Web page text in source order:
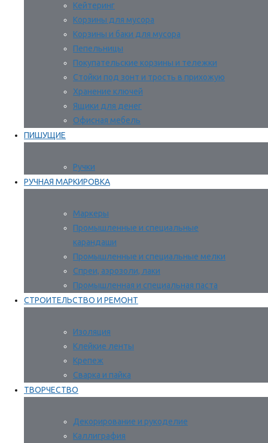
Кейтеринг
Корзины для мусора
Корзины и баки для мусора
Пепельницы
Покупательские корзины и тележки
Стойки под зонт и трость в прихожую
Хранение ключей
Ящики для денег
Офисная мебель
ПИШУЩИЕ
Ручки
РУЧНАЯ МАРКИРОВКА
Маркеры
Промышленные и специальные
карандаши
Промышленные и специальные мелки
Спреи, аэрозоли, лаки
Промышленная и специальная паста
СТРОИТЕЛЬСТВО И РЕМОНТ
Изоляция
Клейкие ленты
Крепеж
Сварка и пайка
ТВОРЧЕСТВО
Декорирование и рукоделие
Каллиграфия